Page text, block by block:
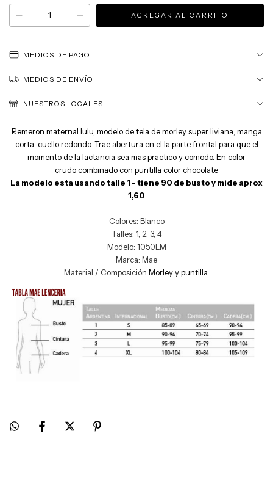
MEDIOS DE PAGO
MEDIOS DE ENVÍO
NUESTROS LOCALES
Remeron maternal lulu, modelo de tela de morley super liviana, manga
corta, cuello redondo. Trae abertura en el la parte frontal para que el
momento de la lactancia sea mas practico y comodo. En color
crudo combinado con puntilla color chocolate
La modelo esta usando talle 1 - tiene 90 de busto y mide aprox
1,60
Colores: Blanco
Talles: 1, 2, 3, 4
Modelo: 1050LM
Marca: Mae
Material / Composición:Morley y puntilla